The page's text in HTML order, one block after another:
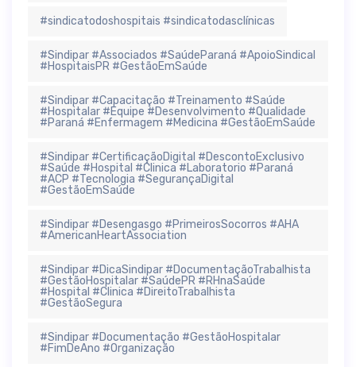
#sindicatodoshospitais #sindicatodasclínicas
#Sindipar #Associados #SaúdeParaná #ApoioSindical
#HospitaisPR #GestãoEmSaúde
#Sindipar #Capacitação #Treinamento #Saúde
#Hospitalar #Equipe #Desenvolvimento #Qualidade
#Paraná #Enfermagem #Medicina #GestãoEmSaúde
#Sindipar #CertificaçãoDigital #DescontoExclusivo
#Saúde #Hospital #Clinica #Laboratorio #Paraná
#ACP #Tecnologia #SegurançaDigital
#GestãoEmSaúde
#Sindipar #Desengasgo #PrimeirosSocorros #AHA
#AmericanHeartAssociation
#Sindipar #DicaSindipar #DocumentaçãoTrabalhista
#GestãoHospitalar #SaúdePR #RHnaSaúde
#Hospital #Clinica #DireitoTrabalhista
#GestãoSegura
#Sindipar #Documentação #GestãoHospitalar
#FimDeAno #Organização